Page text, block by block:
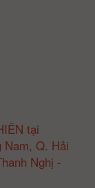
tại
Nam, Q. Hải
Nghị -